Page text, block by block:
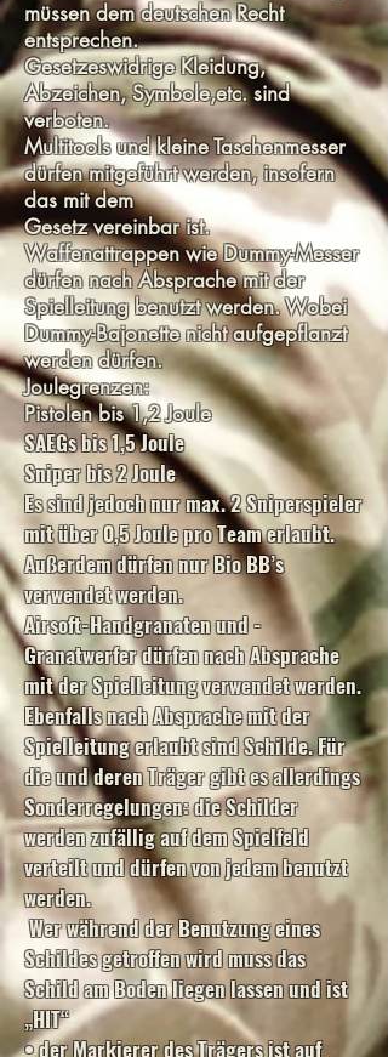
müssen dem deutschen Recht
entsprechen.
Gesetzeswidrige Kleidung,
Abzeichen, Symbole,etc. sind
verboten.
Multitools und kleine Taschenmesser
dürfen mitgeführt werden, insofern
das mit dem
Gesetz vereinbar ist.
Waffenattrappen wie Dummy-Messer
dürfen nach Absprache mit der
Spielleitung benutzt werden. Wobei
Dummy-Bajonette nicht aufgepflanzt
werden dürfen.
Joulegrenzen:
Pistolen bis 1,2 Joule
SAEGs bis 1,5 Joule
Sniper bis 2 Joule
Es sind jedoch nur max. 2 Sniperspieler
mit über 0,5 Joule pro Team erlaubt.
Außerdem dürfen nur Bio BB’s
verwendet werden.
Airsoft-Handgranaten und -
Granatwerfer dürfen nach Absprache
mit der Spielleitung verwendet werden.
Ebenfalls nach Absprache mit der
Spielleitung erlaubt sind Schilde. Für
die und deren Träger gibt es allerdings
Sonderregelungen: die Schilder
werden zufällig auf dem Spielfeld
verteilt und dürfen von jedem benutzt
werden.
Wer während der Benutzung eines
Schildes getroffen wird muss das
Schild am Boden liegen lassen und ist
„HIT“
• der Markierer des Trägers ist auf